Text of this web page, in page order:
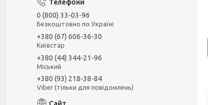
0 (800) 33-03-96
Безкоштовно по Україні
+380 (67) 606-36-30
Київстар
+380 (44) 344-21-96
Міський
+380 (93) 218-38-84
Viber (тільки для повідомлень)